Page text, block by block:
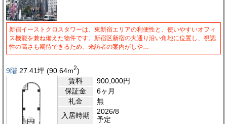
新宿イーストクロスタワーは、東新宿エリアの利便性と、使いやすいオフィ
ス機能を兼ね備えた物件です。新宿区新宿の大通り沿い角地に位置し、視認
性の高さも期待できるため、来訪者の案内がしや…
9階 27.41坪 (90.64m2)
賃料
900,000円
保証金
6ヶ月
礼金
無
入居時期
2026/8
予定